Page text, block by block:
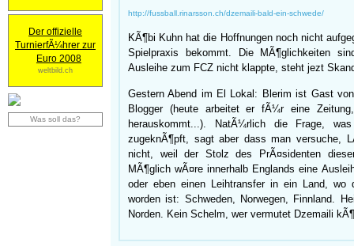
http://fussball.rinarsson.ch/dzemaili-bald-ein-schwede/
KÃ¶bi Kuhn hat die Hoffnungen noch nicht
Spielpraxis bekommt. Die MÃ¶glichkeiten
Ausleihe zum FCZ nicht klappte, steht jezt
Gestern Abend im El Lokal: Blerim ist Gast
Blogger (heute arbeitet er fÃ¼r eine
herauskommt...). NatÃ¼rlich die Frage,
zugeknÃ¶pft, sagt aber dass man versuche,
nicht, weil der Stolz des PrÃ¤sidenten
MÃ¶glich wÃ¤re innerhalb Englands eine
oder eben einen Leihtransfer in ein Land, wo
worden ist: Schweden, Norwegen, Finnland.
Norden. Kein Schelm, wer vermutet Dzemaili
Der offizielle
TurnierfÃ¼hrer zur
Euro 2008
weltbild.ch
Was soll das?